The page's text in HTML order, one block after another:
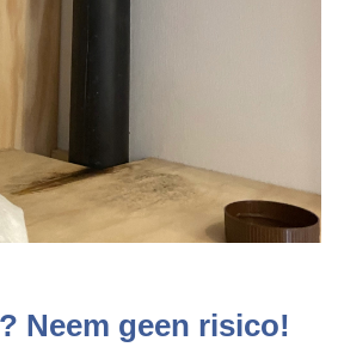
Neem geen risico!